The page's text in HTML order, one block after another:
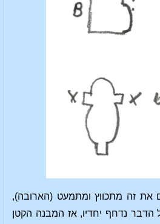
את זה מתכווץ ומתמעט (הארובה),
נדחף יחדיו, אז המבנה הקטן